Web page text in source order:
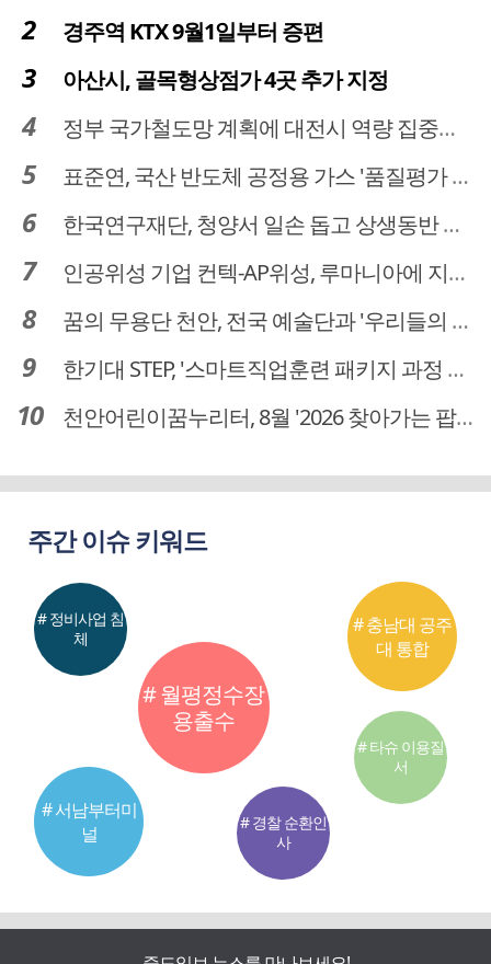
경주역 KTX 9월1일부터 증편
아산시, 골목형상점가 4곳 추가 지정
정부 국가철도망 계획에 대전시 역량 집중해야
표준연, 국산 반도체 공정용 가스 '품질평가 체계' 구축
한국연구재단, 청양서 일손 돕고 상생동반 친구맺기 봉사활동
인공위성 기업 컨텍-AP위성, 루마니아에 지상국 시스템 전수
꿈의 무용단 천안, 전국 예술단과 '우리들의 하모니' 선보여
한기대 STEP, '스마트직업훈련 패키지 과정 3기' 모집
천안어린이꿈누리터, 8월 '2026 찾아가는 팝업놀이터' 운영
주간 이슈 키워드
# 월평정수장
용출수
# 서남부터미
널
# 충남대 공주
대 통합
# 정비사업 침
체
# 경찰 순환인
사
# 타슈 이용질
서